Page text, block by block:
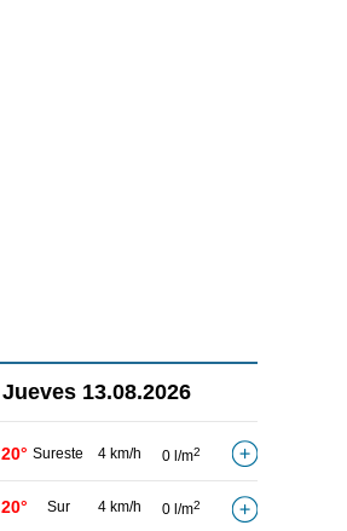
Jueves 13.08.2026
20° Sureste 4 km/h 0 l/m2
20° Sur 4 km/h 0 l/m2